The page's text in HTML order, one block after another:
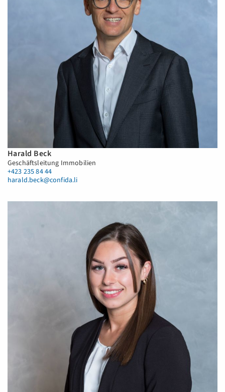
Harald Beck
Geschäftsleitung Immobilien
+423 235 84 44
harald.beck@confida.li